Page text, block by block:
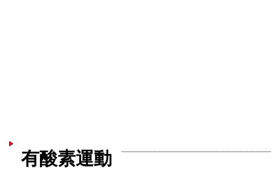
有酸素運動